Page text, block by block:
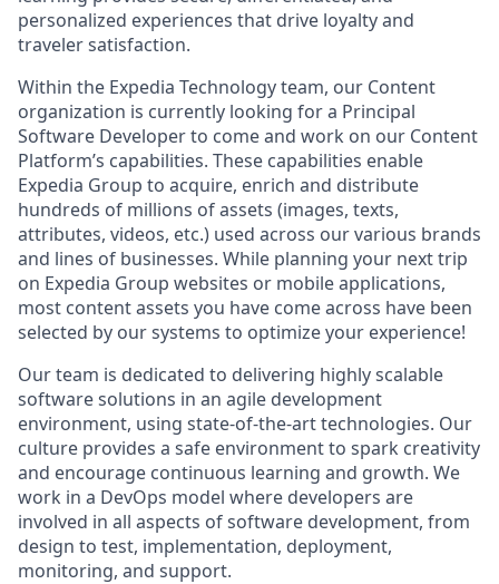
personalized experiences that drive loyalty and
traveler satisfaction.
Within the Expedia Technology team, our Content
organization is currently looking for a Principal
Software Developerto come and work on our Content
Platform’s capabilities. These capabilities enable
Expedia Group to acquire, enrich and distribute
hundreds of millions of assets (images, texts,
attributes, videos, etc.) used across our various brands
and lines of businesses. While planning your next trip
on Expedia Group websites or mobile applications,
most content assets you have come across have been
selected by our systems to optimizeyour experience!
Our team is dedicated to delivering highly scalable
software solutions in an agile development
environment, using state-of-the-arttechnologies. Our
culture provides a safe environment to spark creativity
and encourage continuous learning and growth. We
work in a DevOps model where developers are
involved in all aspects of software development, from
design to test, implementation, deployment,
monitoring, and support.